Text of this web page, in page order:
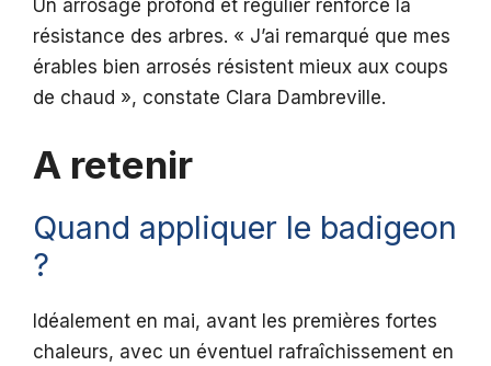
Un arrosage profond et régulier renforce la
résistance des arbres. « J’ai remarqué que mes
érables bien arrosés résistent mieux aux coups
de chaud », constate Clara Dambreville.
A retenir
Quand appliquer le badigeon
?
Idéalement en mai, avant les premières fortes
chaleurs, avec un éventuel rafraîchissement en